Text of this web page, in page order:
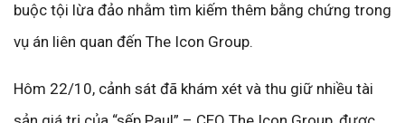
buộc tội lừa đảo nhằm tìm kiếm thêm bằng chứng trong
vụ án liên quan đến The Icon Group.
Hôm 22/10, cảnh sát đã khám xét và thu giữ nhiều tài